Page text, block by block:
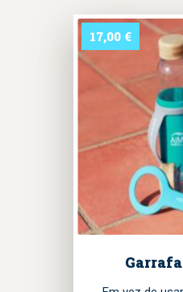
17,00 €